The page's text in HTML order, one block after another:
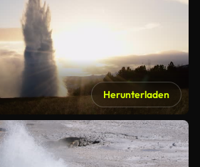
Herunterladen